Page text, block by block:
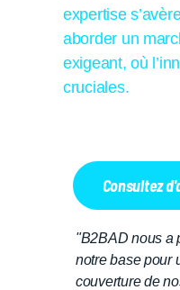
expertise
aborder un
exigeant, où
cruciales.
Consultez
"B2BAD nous a
notre base pour
couverture de